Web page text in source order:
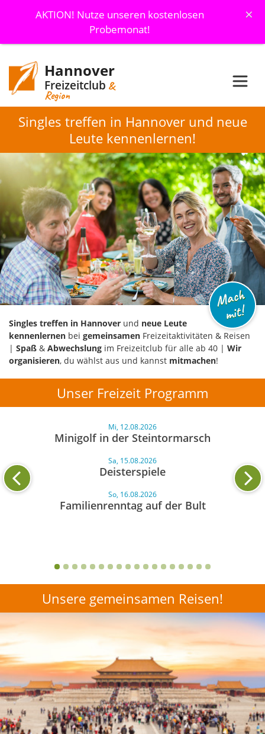
AKTION! Nutze unseren kostenlosen
Probemonat!
×
Hannover
Freizeitclub &
Region
Singles treffen in Hannover und neue
Leute kennenlernen!
M
a
c
h
mi
t!
Singles treffen in Hannover und neue Leute
kennenlernen bei gemeinsamen Freizeitaktivitäten & Reisen
| Spaß & Abwechslung im Freizeitclub für alle ab 40 | Wir
organisieren, du wählst aus und kannst mitmachen!
Unser Freizeit Programm
Mi, 12.08.2026
Minigolf in der Steintormarsch
Sa, 15.08.2026
Deisterspiele
So, 16.08.2026
Familienrenntag auf der Bult
Unsere gemeinsamen Reisen!